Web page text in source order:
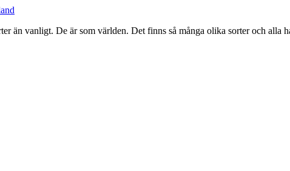
än vanligt. De är som världen. Det finns så många olika sorter och alla